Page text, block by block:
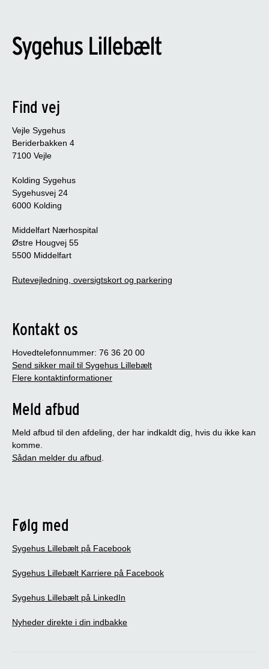
Find vej
Vejle Sygehus
Beriderbakken 4
7100 Vejle
Kolding Sygehus
Sygehusvej 24
6000 Kolding
Middelfart Nærhospital
Østre Hougvej 55
5500 Middelfart
Rutevejledning, oversigtskort og parkering
Kontakt os
Hovedtelefonnummer: 76 36 20 00
Send sikker mail til Sygehus Lillebælt
Flere kontaktinformationer
Meld afbud
Meld afbud til den afdeling, der har indkaldt dig, hvis du ikke kan
komme.
Sådan melder du afbud
Følg med
Sygehus Lillebælt på Facebook
Sygehus Lillebælt Karriere på Facebook
Sygehus Lillebælt på LinkedIn
Nyheder direkte i din indbakke